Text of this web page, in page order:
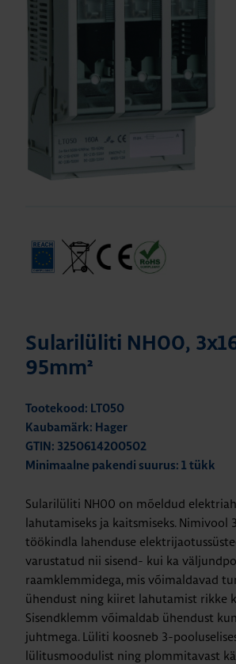
Sularilüliti NH00,
95mm²
Tootekood: LT050
Kaubamärk: Hager
GTIN: 3250614200502
Minimaalne pakendi suurus: 1 tükk
Sularilüliti NH00 on mõeldud
lahutamiseks ja kaitsmiseks. Nimivool
töökindla lahenduse
varustatud nii sisend- kui ka
raamklemmidega, mis võimaldavad
ühendust ning kiiret lahutamist rikke
Sisendklemm võimaldab ühendust
juhtmega.Lüliti koosneb 3-
lülitusmoodulist ning plommitavast